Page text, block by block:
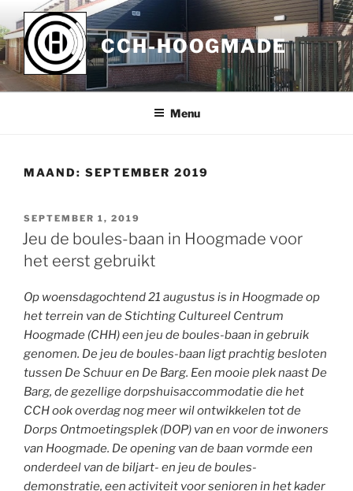
naar
de
inhoud
CCH-HOOGMADE
Menu
MAAND: SEPTEMBER 2019
GEPLAATST
OP
SEPTEMBER 1, 2019
Jeu de boules-baan in Hoogmade voor
het eerst gebruikt
Op woensdagochtend 21 augustus is in Hoogmade op
het terrein van de Stichting Cultureel Centrum
Hoogmade (CHH) een jeu de boules-baan in gebruik
genomen. De jeu de boules-baan ligt prachtig besloten
tussen De Schuur en De Barg. Een mooie plek naast De
Barg, de gezellige dorpshuisaccommodatie die het
CCH ook overdag nog meer wil ontwikkelen tot de
Dorps Ontmoetingsplek (DOP) van en voor de inwoners
van Hoogmade. De opening van de baan vormde een
onderdeel van de biljart- en jeu de boules-
demonstratie, een activiteit voor senioren in het kader